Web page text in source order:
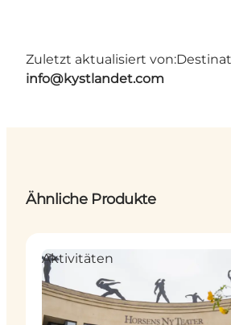
Zuletzt aktualisiert von:
info@kystlandet.com
Ähnliche Produkte
Aktivitäten